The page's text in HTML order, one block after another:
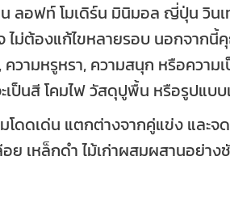
ลอฟท์ โมเดิร์น มินิมอล ญี่ปุ่น วิน
ไม่ต้องแก้ไขหลายรอบ นอกจากนี้
วามหรูหรา, ความสนุก หรือความ
เป็นสี โคมไฟ วัสดุปูพื้น หรือรูปแบ
ดเด่น แตกต่างจากคู่แข่ง และจด
เหล็กดำ ไม้เก่าผสมผสานอย่าง